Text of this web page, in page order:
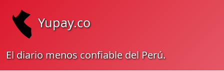
Yupay.co
El diario menos confiable del Perú.